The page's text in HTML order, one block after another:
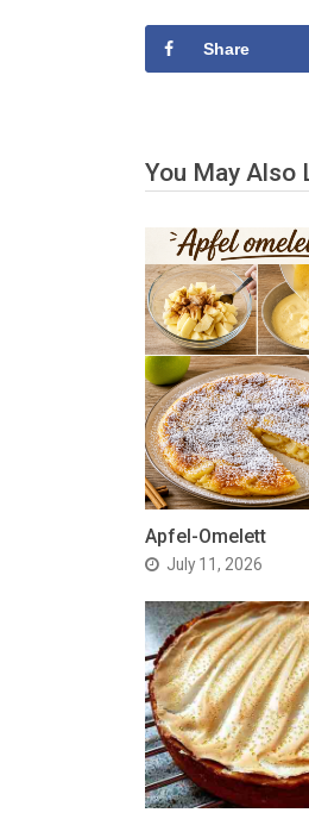
Share
You May Also
Apfel-Omelett
July 11, 2026